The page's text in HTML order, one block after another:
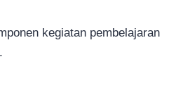
kegiatan pembelajaran